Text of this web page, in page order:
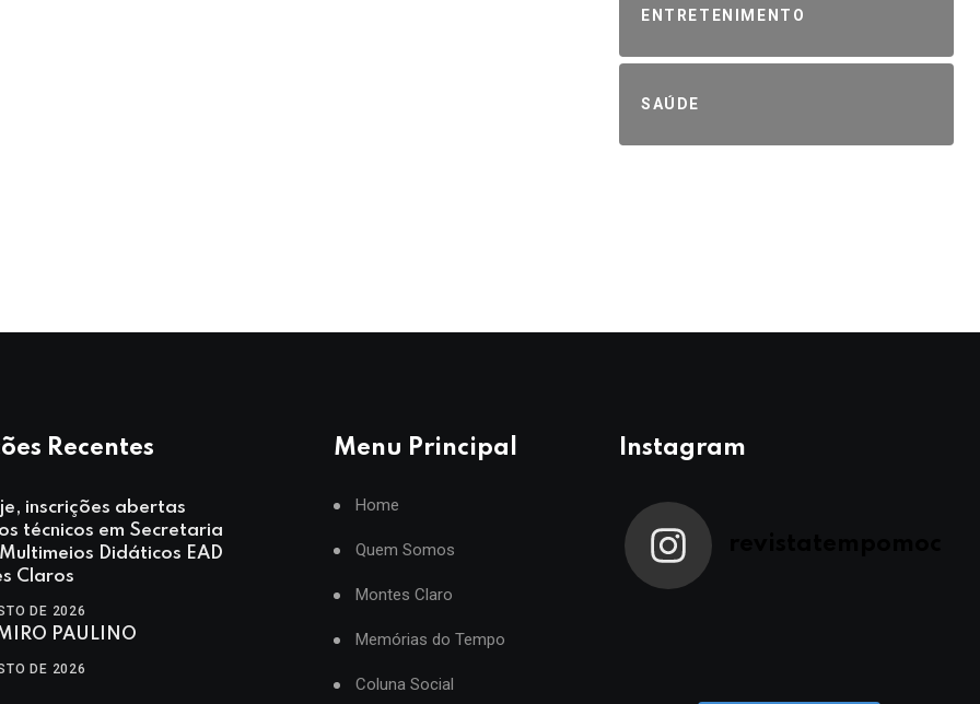
ENTRETENIMENTO
SAÚDE
Recentes
inscrições abertas
técnicos em Secretaria
Didáticos EAD
Claros
DE 2026
PAULINO
DE 2026
Menu Principal
Home
Quem Somos
Montes Claro
Memórias do Tempo
Coluna Social
Instagram